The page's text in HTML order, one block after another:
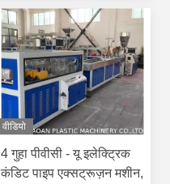
वीडियो
4 गुहा पीवीसी - यू इलेक्ट्रिक
कंडिट पाइप एक्सट्रूज़न मशीन,